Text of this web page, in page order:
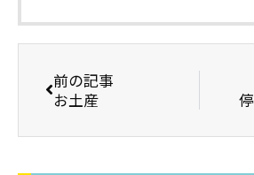
前の記事
お土産